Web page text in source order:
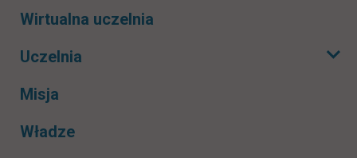
Pomiń
Wirtualna uczelnia
Uczelnia
Misja
Władze